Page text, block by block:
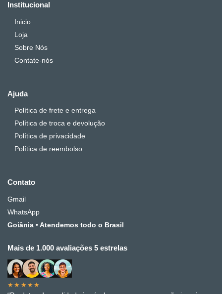
Institucional
Inicio
Loja
Sobre Nós
Contate-nós
Ajuda
Política de frete e entrega
Política de troca e devolução
Política de privacidade
Política de reembolso
Contato
Gmail
WhatsApp
Goiânia • Atendemos todo o Brasil
Mais de 1.000 avaliações 5 estrelas
★★★★★